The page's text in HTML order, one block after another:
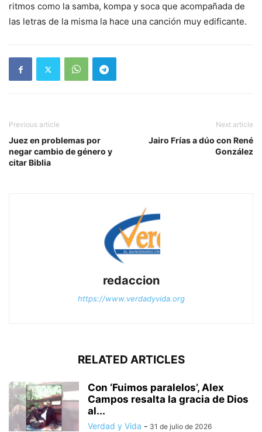
ritmos como la samba, kompa y soca que acompañada de
las letras de la misma la hace una canción muy edificante.
Previous article
Juez en problemas por
negar cambio de género y
citar Biblia
Next article
Jairo Frías a dúo con René
González
redaccion
https://www.verdadyvida.org
RELATED ARTICLES
Con ‘Fuimos paralelos’, Alex
Campos resalta la gracia de Dios
al...
Verdad y Vida - 31 de julio de 2026